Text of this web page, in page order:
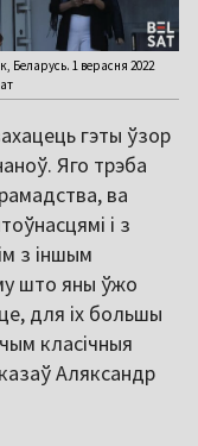
Беларусь. 1 верасня 2022
гэты ўзор
Яго трэба
ва
і з
з іншым
што яны ўжо
для іх большы
класічныя
Аляксандр